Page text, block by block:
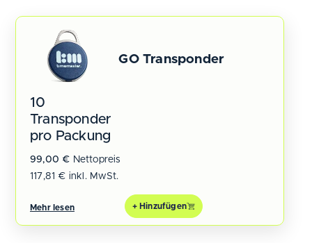
GO Transponder
10
Transponder
pro Packung
99,00 € Nettopreis
117,81 € inkl. MwSt.
Mehr lesen + Hinzufügen